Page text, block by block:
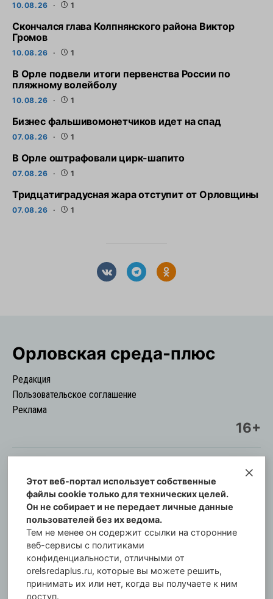
10.08.26 1
Скончался глава Колпнянского района Виктор
Громов
10.08.26 1
В Орле подвели итоги первенства России по
пляжному волейболу
10.08.26 1
Бизнес фальшивомонетчиков идет на спад
07.08.26 1
В Орле оштрафовали цирк-шапито
07.08.26 1
Тридцатиградусная жара отступит от Орловщины
07.08.26 1
Орловская cреда-плюс
Редакция
Пользовательское соглашение
Реклама
16+
© Информационный городской портал
Орловская cреда-плюс, 2021-2026
Свидетельство о регистрации СМИ: ПИ №57-
00254 от 29 октября 2013 г.
Газета зарегистрирована Управлением
Федеральной службы по надзору в сфере связи,
информационных технологий и массовых
коммуникаций по Орловской области.
Этот веб-портал использует собственные
файлы cookie только для технических целей.
Он не собирает и не передает личные данные
пользователей без их ведома.
Тем не менее он содержит ссылки на сторонние
веб-сервисы с политиками
конфиденциальности, отличными от
orelsredaplus.ru, которые вы можете решить,
принимать их или нет, когда вы получаете к ним
доступ.